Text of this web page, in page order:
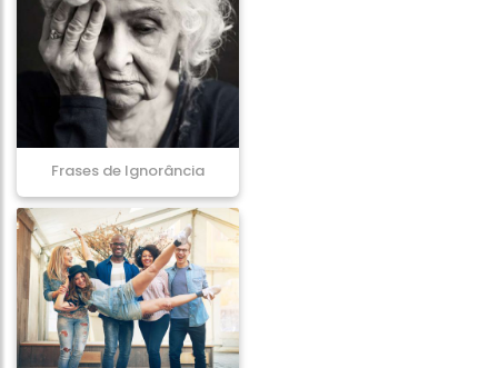
Frases de Ignorância